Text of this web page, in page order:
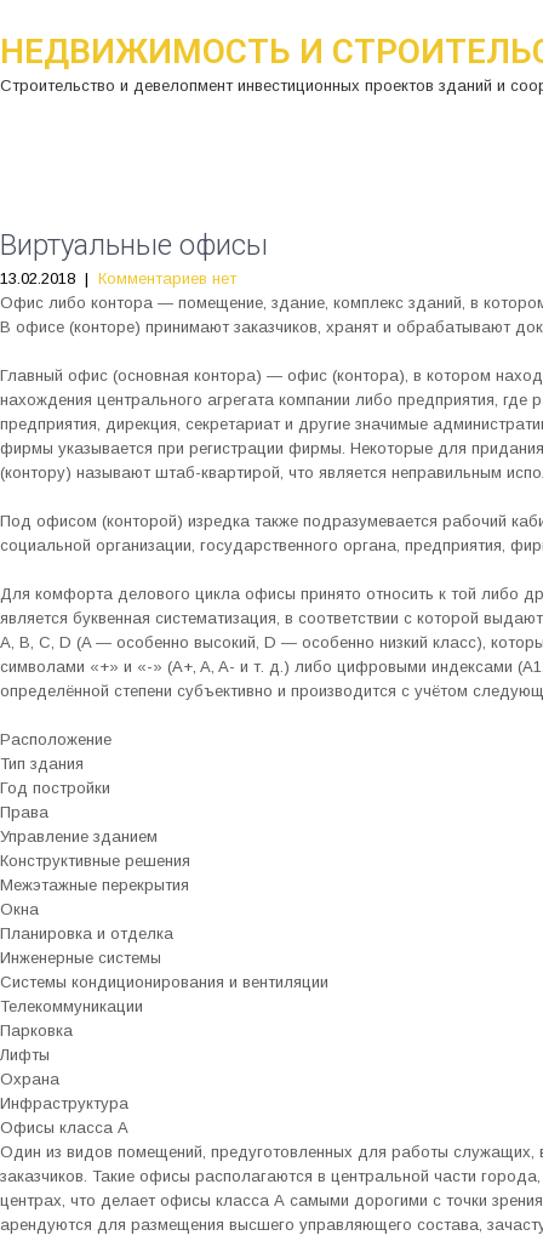
НЕДВИЖИМОСТЬ И
Строительство и девелопмент инвестиционных проектов зданий и
Виртуальные офисы
13.02.2018 | Комментариев нет
Офис либо контора — помещение, здание, комплекс зданий, в
В офисе (конторе) принимают заказчиков, хранят и обрабатывают
Главный офис (основная контора) — офис (контора), в котором
нахождения центрального агрегата компании либо предприятия,
предприятия, дирекция, секретариат и другие значимые
фирмы указывается при регистрации фирмы. Некоторые для
(контору) называют штаб-квартирой, что является неправильным
Под офисом (конторой) изредка также подразумевается рабочий
социальной организации, государственного органа, предприятия,
Для комфорта делового цикла офисы принято относить к той либо
является буквенная систематизация, в соответствии с которой
A, B, C, D (A — особенно высокий, D — особенно низкий класс),
символами «+» и «-» (A+, A, A- и т. д.) либо цифровыми индексами
определённой степени субъективно и производится с учётом
Расположение
Тип здания
Год постройки
Права
Управление зданием
Конструктивные решения
Межэтажные перекрытия
Окна
Планировка и отделка
Инженерные системы
Системы кондиционирования и вентиляции
Телекоммуникации
Парковка
Лифты
Охрана
Инфраструктура
Офисы класса А
Один из видов помещений, предуготовленных для работы служащих,
заказчиков. Такие офисы располагаются в центральной части
центрах, что делает офисы класса А самыми дорогими с точки
арендуются для размещения высшего управляющего состава,